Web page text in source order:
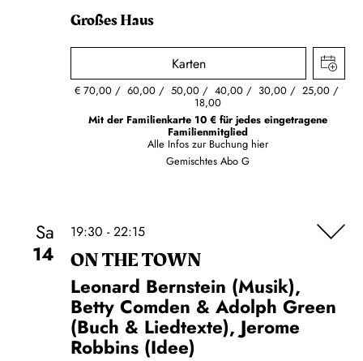
Großes Haus
Karten
€ 70,00 60,00 50,00 40,00 30,00 25,00
18,00
Mit der Familienkarte 10 € für jedes eingetragene
Familienmitglied
Alle Infos zur Buchung hier
Gemischtes Abo G
Sa
14
19:30 - 22:15
ON THE TOWN
Leonard Bernstein (Musik),
Betty Comden & Adolph Green
(Buch & Liedtexte), Jerome
Robbins (Idee)